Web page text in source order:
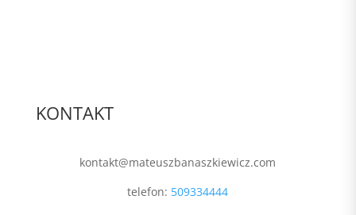
KONTAKT
kontakt@mateuszbanaszkiewicz.com
telefon: 509334444